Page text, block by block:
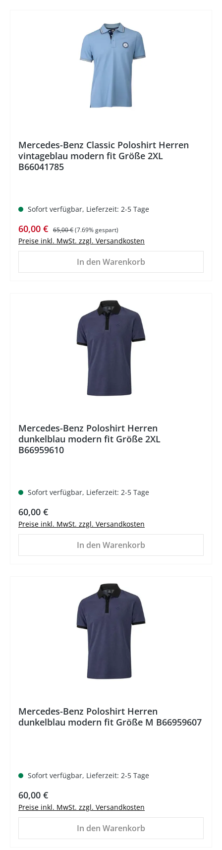
Mercedes-Benz Classic Poloshirt Herren
vintageblau modern fit Größe 2XL
B66041785
Sofort verfügbar, Lieferzeit: 2-5 Tage
Verkaufspreis:
60,00 € Regulärer Preis:
65,00 €(7.69% gespart)
Preise inkl. MwSt. zzgl. Versandkosten
In den Warenkorb
Mercedes-Benz Poloshirt Herren
dunkelblau modern fit Größe 2XL
B66959610
Sofort verfügbar, Lieferzeit: 2-5 Tage
Regulärer Preis:
60,00 €
Preise inkl. MwSt. zzgl. Versandkosten
In den Warenkorb
Mercedes-Benz Poloshirt Herren
dunkelblau modern fit Größe M B66959607
Sofort verfügbar, Lieferzeit: 2-5 Tage
Regulärer Preis:
60,00 €
Preise inkl. MwSt. zzgl. Versandkosten
In den Warenkorb